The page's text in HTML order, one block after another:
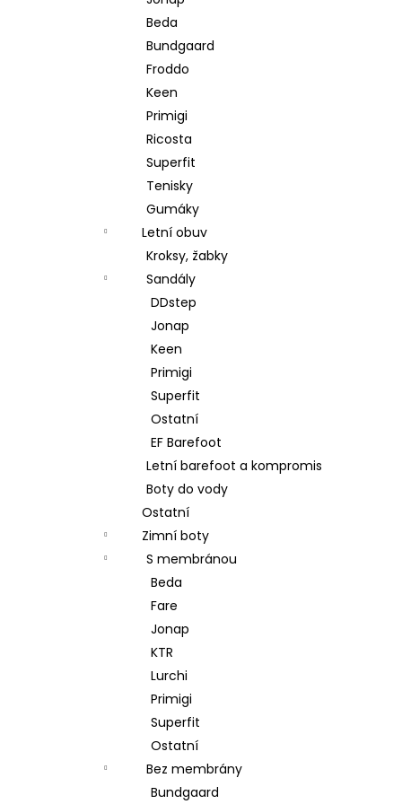
Beda
Bundgaard
Froddo
Keen
Primigi
Ricosta
Superfit
Tenisky
Gumáky
Letní obuv
Kroksy, žabky
Sandály
DDstep
Jonap
Keen
Primigi
Superfit
Ostatní
EF Barefoot
Letní barefoot a kompromis
Boty do vody
Ostatní
Zimní boty
S membránou
Beda
Fare
Jonap
KTR
Lurchi
Primigi
Superfit
Ostatní
Bez membrány
Bundgaard